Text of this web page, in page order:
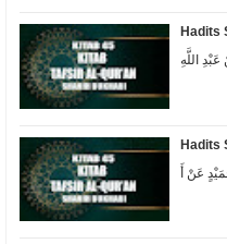
Hadits
Hadits